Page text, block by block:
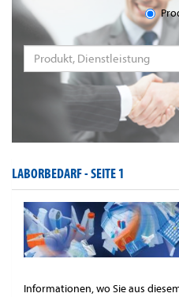
LABORBEDARF -SEITE 1
Informationen, wo Sie aus